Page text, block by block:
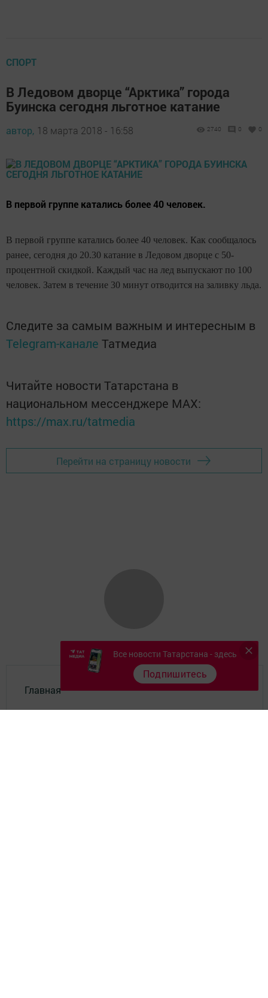
СПОРТ
В Ледовом дворце “Арктика” города
Буинска сегодня льготное катание
автор, 18 марта 2018 - 16:58 2740 0 0
В первой группе катались более 40 человек.
В первой группе катались более 40 человек. Как сообщалось
ранее, сегодня до 20.30 катание в Ледовом дворце с 50-
процентной скидкой. Каждый час на лед выпускают по 100
человек. Затем в течение 30 минут отводится на заливку льда.
Следите за самым важным и интересным в
Telegram-канале Татмедиа
Читайте новости Татарстана в
национальном мессенджере MАХ:
https://max.ru/tatmedia
Перейти на страницу новости
Главная
Все новости Татарстана - здесь
Подпишитесь